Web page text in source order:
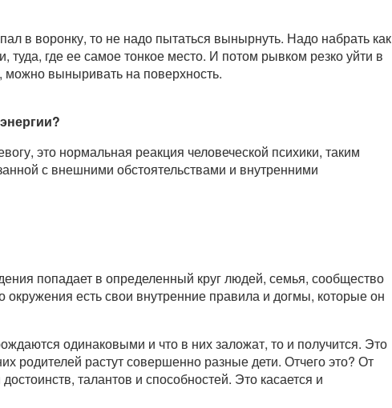
в воронку, то не надо пытаться вынырнуть. Надо набрать как
где ее самое тонкое место. И потом рывком резко уйти в
можно выныривать на поверхность.
это нормальная реакция человеческой психики, таким
с внешними обстоятельствами и внутренними
попадает в определенный круг людей, семья, сообщество
окружения есть свои внутренние правила и догмы, которые он
одинаковыми и что в них заложат, то и получится. Это
родителей растут совершенно разные дети. Отчего это? От
талантов и способностей. Это касается и